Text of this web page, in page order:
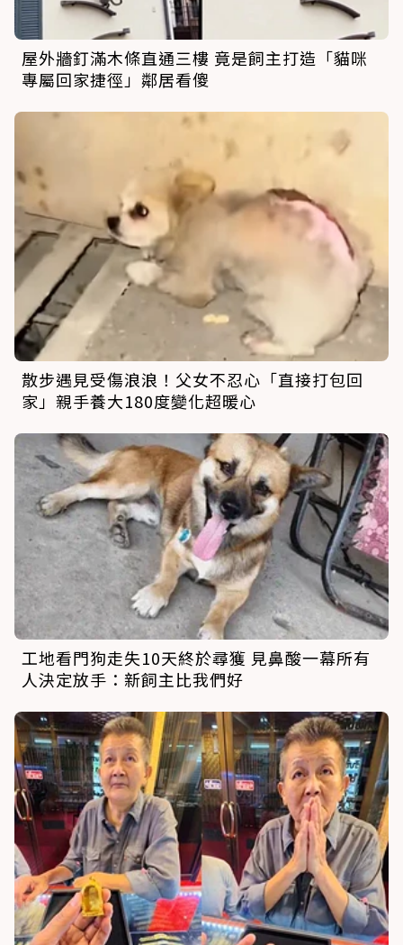
屋外牆釘滿木條直通三樓 竟是飼主打造「貓咪
專屬回家捷徑」鄰居看傻
散步遇見受傷浪浪！父女不忍心「直接打包回
家」親手養大180度變化超暖心
工地看門狗走失10天終於尋獲 見鼻酸一幕所有
人決定放手：新飼主比我們好